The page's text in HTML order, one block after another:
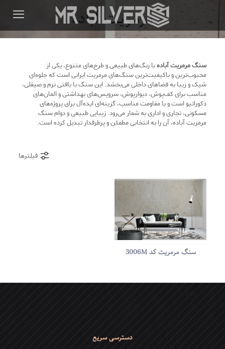
مرمریت آباده
سنگ مرمریت آبادهبا رنگ‌های طبیعی و طرح‌های متنوع، یکی از
محبوب‌ترین و باکیفیت‌ترین سنگ‌های مرمریت ایرانی است که جلوه‌ای
شیک و زیبا به فضاهای داخلی می‌بخشد. این سنگ با بافتی نرم و صیقلی،
مناسب برای کف‌پوش، دیوارپوش، سرویس‌های بهداشتی و المان‌های
دکوراتیو است و با مقاومت مناسب، گزینه‌ای ایده‌آل برای پروژه‌های
مسکونی، تجاری و اداری به شمار می‌رود. زیبایی طبیعی و دوام سنگ
مرمریت آباده، آن را به انتخابی مطمئن و پرطرفدار تبدیل کرده است.
فیلترها
سنگ مرمریت کد 3006M
دسترسی سریع